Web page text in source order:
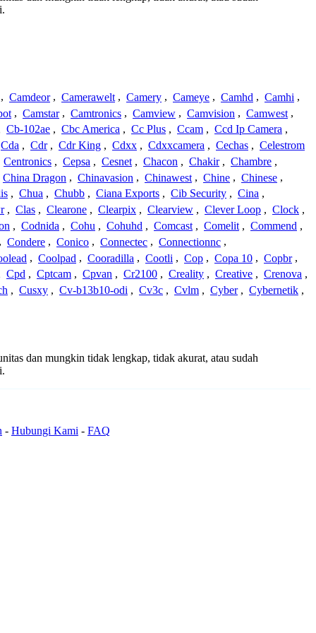
, Camdeor , Camerawelt , Camery , Cameye , Camhd , Camhi ,
, Camstar , Camtronics , Camview , Camvision , Camwest ,
Cb-102ae , Cbc America , Cc Plus , Ccam , Ccd Ip Camera ,
Cda , Cdr , Cdr King , Cdxx , Cdxxcamera , Cechas , Celestrom
Centronics , Cepsa , Cesnet , Chacon , Chakir , Chambre ,
China Dragon , Chinavasion , Chinawest , Chine , Chinese ,
, Chua , Chubb , Ciana Exports , Cib Security , Cina ,
, Clas , Clearone , Clearpix , Clearview , Clever Loop , Clock ,
, Codnida , Cohu , Cohuhd , Comcast , Comelit , Commend ,
, Condere , Conico , Connectec , Connectionnc ,
, Coolpad , Cooradilla , Cootli , Cop , Copa 10 , Copbr ,
Cpd , Cptcam , Cpvan , Cr2100 , Creality , Creative , Crenova ,
, Cusxy , Cv-b13b10-odi , Cv3c , Cvlm , Cyber , Cybernetik ,
dan mungkin tidak lengkap, tidak akurat, atau sudah
- Hubungi Kami - FAQ